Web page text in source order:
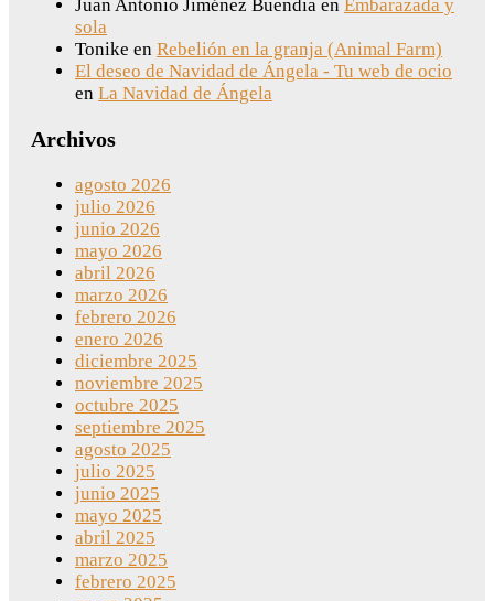
Juan Antonio Jiménez Buendia en Embarazada y
sola
Tonike en Rebelión en la granja (Animal Farm)
El deseo de Navidad de Ángela - Tu web de ocio
en La Navidad de Ángela
Archivos
agosto 2026
julio 2026
junio 2026
mayo 2026
abril 2026
marzo 2026
febrero 2026
enero 2026
diciembre 2025
noviembre 2025
octubre 2025
septiembre 2025
agosto 2025
julio 2025
junio 2025
mayo 2025
abril 2025
marzo 2025
febrero 2025